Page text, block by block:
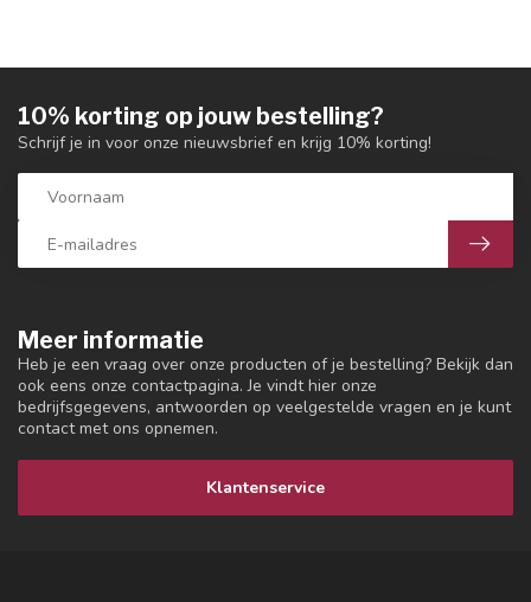
Meer informatie
Heb je een vraag over onze producten of je bestelling? Bekijk dan
ook eens onze contactpagina. Je vindt hier onze
bedrijfsgegevens, antwoorden op veelgestelde vragen en je kunt
contact met ons opnemen.
Klantenservice
10% korting op jouw bestelling?
Schrijf je in voor onze nieuwsbrief en krijg 10% korting!